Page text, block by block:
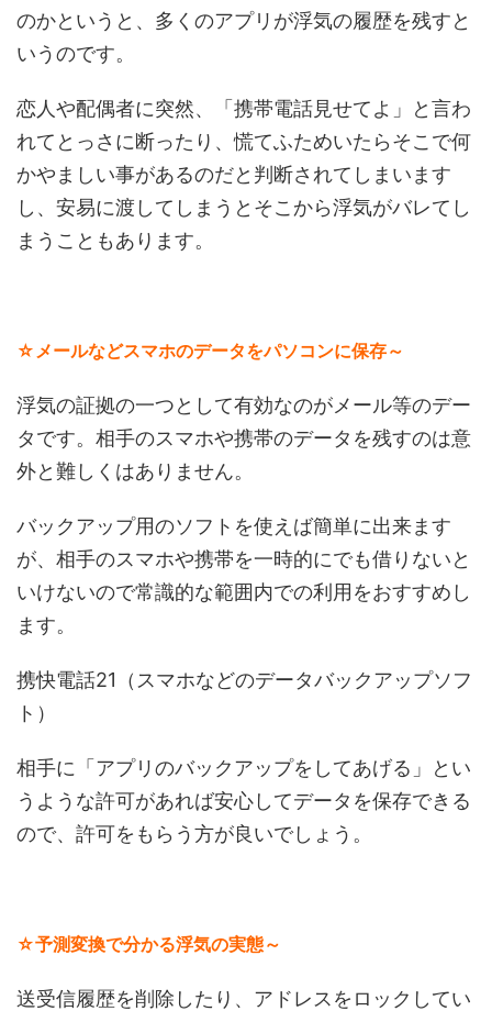
のかというと、多くのアプリが浮気の履歴を残すと
いうのです。
恋人や配偶者に突然、「携帯電話見せてよ」と言わ
れてとっさに断ったり、慌てふためいたらそこで何
かやましい事があるのだと判断されてしまいます
し、安易に渡してしまうとそこから浮気がバレてし
まうこともあります。
☆メールなどスマホのデータをパソコンに保存～
浮気の証拠の一つとして有効なのがメール等のデー
タです。相手のスマホや携帯のデータを残すのは意
外と難しくはありません。
バックアップ用のソフトを使えば簡単に出来ます
が、相手のスマホや携帯を一時的にでも借りないと
いけないので常識的な範囲内での利用をおすすめし
ます。
携快電話21（スマホなどのデータバックアップソフ
ト）
相手に「アプリのバックアップをしてあげる」とい
うような許可があれば安心してデータを保存できる
ので、許可をもらう方が良いでしょう。
☆予測変換で分かる浮気の実態～
送受信履歴を削除したり、アドレスをロックしてい